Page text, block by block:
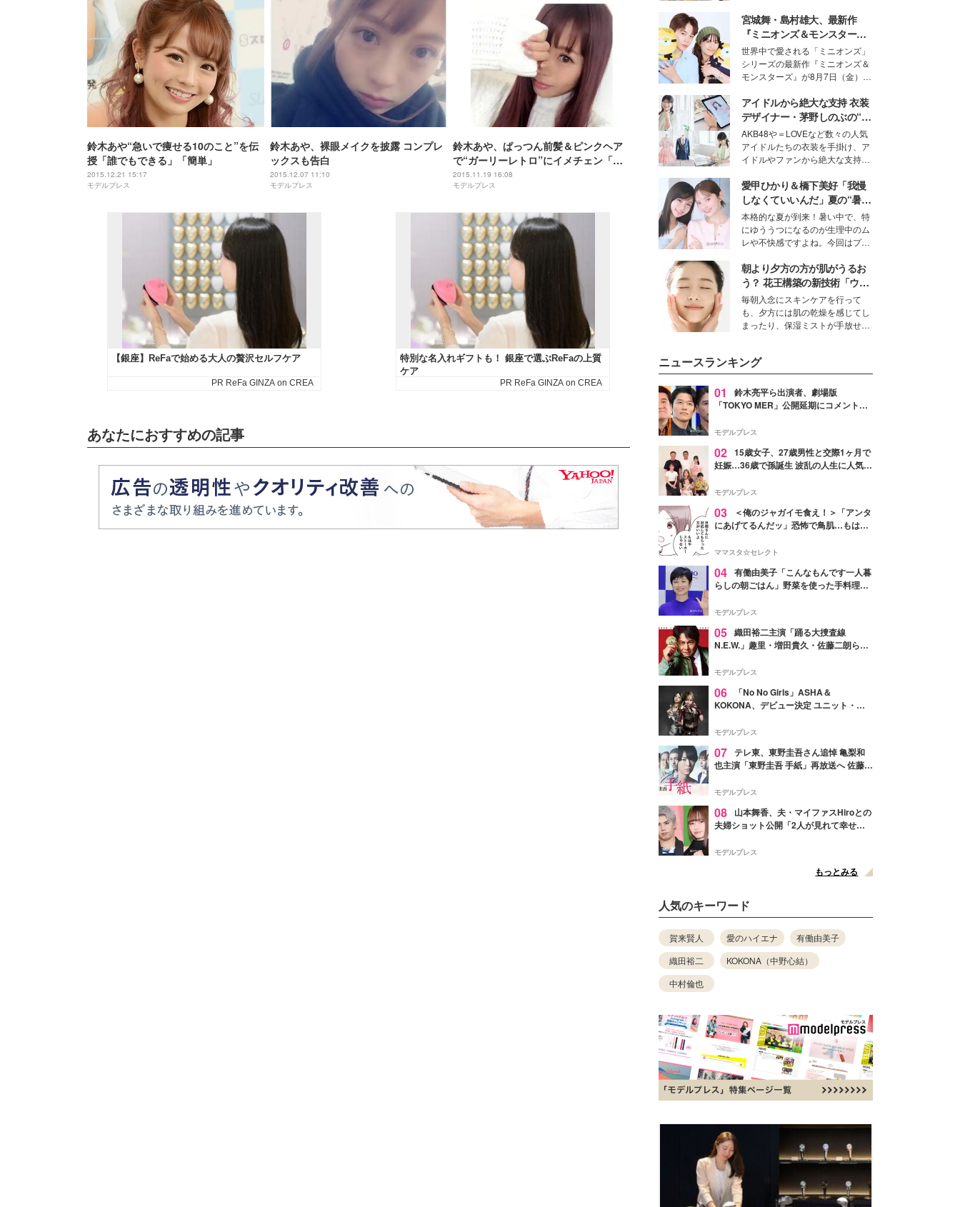
鈴木あや“急いで痩せる10のこと”を伝
授「誰でもできる」「簡単」
2015.12.21 15:17
モデルプレス
鈴木あや、裸眼メイクを披露 コンプレ
ックスも告白
2015.12.07 11:10
モデルプレス
鈴木あや、ぱっつん前髪＆ピンクヘア
で“ガーリーレトロ”にイメチェン「お
人形みたい」
2015.11.19 16:08
モデルプレス
あなたにおすすめの記事
ションの完成度を高めるベースと
して、“髪そのものの美しさ”に改
めて注目する人が増えている様
子。今回は、そんな憧れの艶やか
な髪を日常で叶える、美容好きの
女性たちのヘアケア事情を紹介し
ます。
宮城舞・島村雄大、最新作
『ミニオンズ＆モンスター
ズ』の魅力熱弁 ハチャメチャ
だけじゃない“友情と絆”に感
動
世界中で愛される「ミニオンズ」
シリーズの最新作『ミニオンズ＆
モンスターズ』が8月7日（金）に
ニオン好き”という共通点を持つモ
デルの宮城舞と島村雄大の特別対
談をお届け！それぞれの視点か
ら、今作ならではの魅力や予想外
の感動をもたらす奥深いストーリ
ーについて熱く語り合ってもらっ
た。
アイドルから絶大な支持 衣装
デザイナー・茅野しのぶの“可
愛い”を作る美学＜「シチズン
クロスシー」インタビュー＞
AKB48や＝LOVEなど数々の人気
アイドルたちの衣装を手掛け、ア
イドルやファンから絶大な支持を
取締役兼クリエイティブディレク
ター・茅野しのぶ。一人ひとりの
個性に寄り添い、魅力を引き出す
衣装作りは、多くの女性たちに勇
気と自信を与え続けている。
愛甲ひかり＆橋下美好「我慢
しなくていいんだ」夏の“暑さ
対策”の新しい選択肢とは？
本格的な夏が到来！暑い中で、特
にゆううつになるのが生理中のム
レや不快感ですよね。今回はプラ
モデル・愛甲ひかりさんと橋下美
好さんを迎えて本音で女子会トー
ク。猛暑のお出かけを快適に過ご
すヒントや、2人が感動した夏の
生理の新常識にも迫りました。
朝より夕方の方が肌がうるお
う？ 花王構築の新技術「ウォ
ーターキャプチャリングスキ
ン（捕水肌）」がスキンケア
の常識を変える予感
毎朝入念にスキンケアを行って
も、夕方には肌の乾燥を感じてし
まったり、保湿ミストが手放せな
性を秘めた、革新的な「Water
Capturing Skin（ウォーターキャ
プチャリングスキン：捕水肌）」
技術を、花王が構築した。
ニュースランキング
01
鈴木亮平ら出演者、劇場版
「TOKYO MER」公開延期にコメント
最大の敬意とエールを」
モデルプレス
02 15歳女子、27歳男性と交際1ヶ月で
妊娠…36歳で孫誕生 波乱の人生に人気タ
よ！」
モデルプレス
03
＜俺のジャガイモ食え！＞「アンタ
にあげてるんだッ」恐怖で鳥肌…もはや
ママスタ☆セレクト
04 有働由美子「こんなもんです一人暮
らしの朝ごはん」野菜を使った手料理公
そう」と反響
モデルプレス
05 織田裕二主演「踊る大捜査線
N.E.W.」趣里・増田貴久・佐藤二朗ら新
徴する“謎のキーワード”も
モデルプレス
06
「No No Girls」ASHA＆
KOKONA、デビュー決定 ユニット・
リリースへ
モデルプレス
07 テレ東、東野圭吾さん追悼 亀梨和
也主演「東野圭吾 手紙」再放送へ 佐藤隆
モデルプレス
08
山本舞香、夫・マイファスHiroとの
夫婦ショット公開「2人が見れて幸せ」
モデルプレス
もっとみる
人気のキーワード
賀来賢人 愛のハイエナ
有働由美子
織田裕二
KOKONA（中野心結）
中村倫也